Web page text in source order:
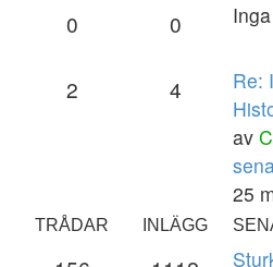
0 0
2 4
Re:
av
25
TRÅDAR INLÄGG